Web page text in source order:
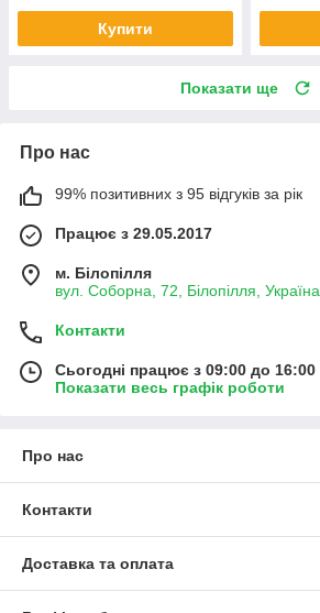
Купити
Показати ще
Про нас
99% позитивних з 95 відгуків за рік
Працює з 29.05.2017
м. Білопілля
вул. Соборна, 72, Білопілля, Україна
Контакти
Сьогодні працює з 09:00 до 16:00
Показати весь графік роботи
Про нас
Контакти
Доставка та оплата